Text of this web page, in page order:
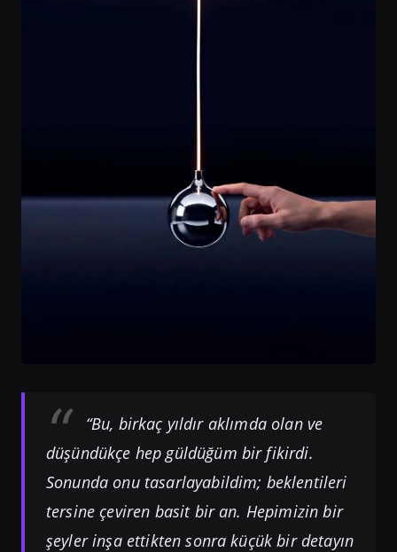
“Bu, birkaç yıldır aklımda olan ve
düşündükçe hep güldüğüm bir fikirdi.
Sonunda onu tasarlayabildim; beklentileri
tersine çeviren basit bir an. Hepimizin bir
şeyler inşa ettikten sonra küçük bir detayın